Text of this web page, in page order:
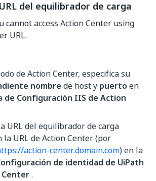
del equilibrador de carga
cannot access Action Center using
URL.
de Action Center, especifica su
nombre de host y puerto en
de Configuración IIS de Action
URL del equilibrador de carga
la URL de Action Center (por
action-center.domain.com) en la
de identidad de UiPath
.